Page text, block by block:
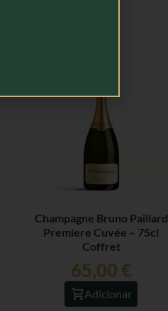
Champagne Bruno Paillard
Premiere Cuvée – 75cl
Coffret
65,00 €
Adicionar